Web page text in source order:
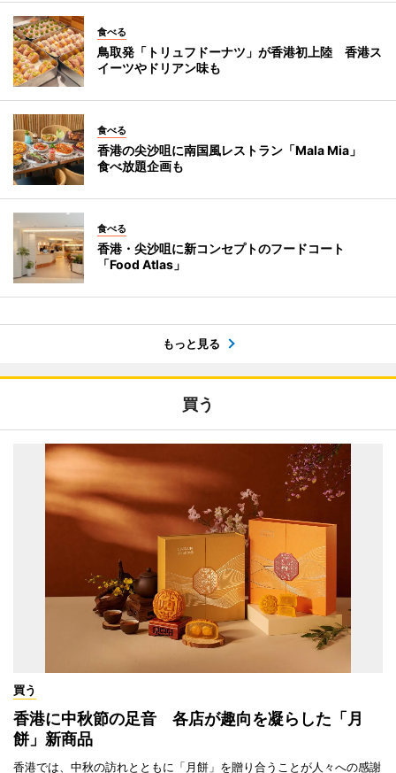
食べる
鳥取発「トリュフドーナツ」が香港初上陸 香港ス
イーツやドリアン味も
食べる
香港の尖沙咀に南国風レストラン「Mala Mia」
食べ放題企画も
食べる
香港・尖沙咀に新コンセプトのフードコート
「Food Atlas」
もっと見る
買う
買う
香港に中秋節の足音 各店が趣向を凝らした「月
餅」新商品
香港では、中秋の訪れとともに「月餅」を贈り合うことが人々への感謝